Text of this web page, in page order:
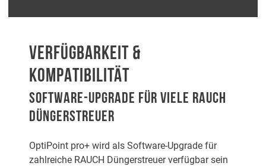
VERFÜGBARKEIT &
KOMPATIBILITÄT
SOFTWARE-UPGRADE FÜR VIELE RAUCH
DÜNGERSTREUER
OptiPoint pro+ wird als Software-Upgrade für
zahlreiche RAUCH Düngerstreuer verfügbar sein